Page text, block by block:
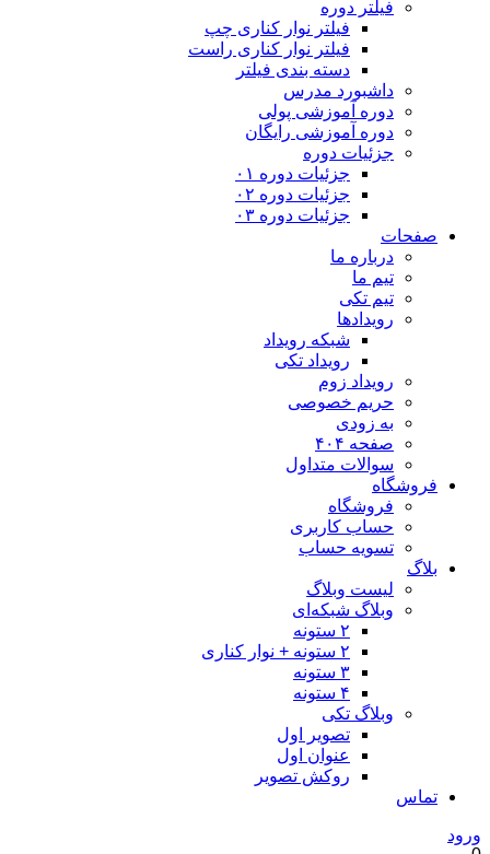
فیلتر دوره
فیلتر نوار کناری چپ
فیلتر نوار کناری راست
دسته بندی فیلتر
داشبورد مدرس
دوره آموزشی پولی
دوره آموزشی رایگان
جزئیات دوره
جزئیات دوره ۰۱
جزئیات دوره ۰۲
جزئیات دوره ۰۳
صفحات
درباره ما
تیم ما
تیم تکی
رویدادها
شبکه رویداد
رویداد تکی
رویداد زوم
حریم خصوصی
به زودی
صفحه ۴۰۴
سوالات متداول
فروشگاه
فروشگاه
حساب کاربری
تسویه حساب
بلاگ
لیست وبلاگ
وبلاگ شبکه‌ای
وبلاگ تکی
تصویر اول
عنوان اول
روکش تصویر
تماس